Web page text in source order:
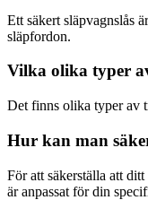
Ett säkert släpvagnslås
släpfordon.
Vilka olika typer
Det finns olika typer av
Hur kan man
För att säkerställa att
är anpassat för din